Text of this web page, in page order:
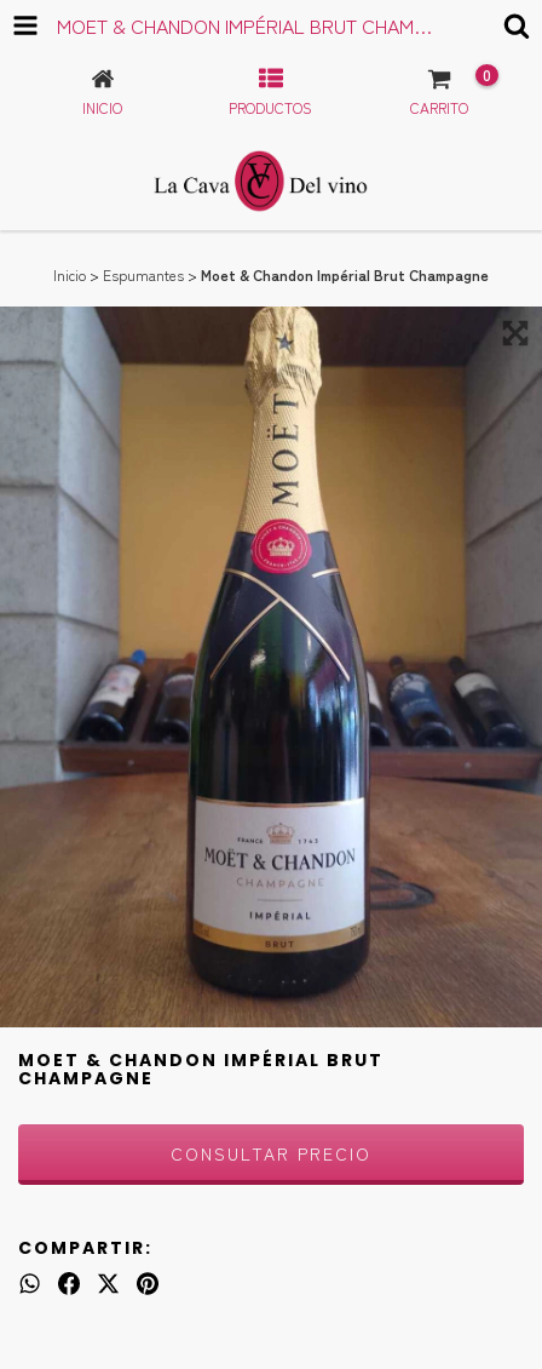
MOET & CHANDON IMPÉRIAL BRUT CHAMPAGNE
INICIO PRODUCTOS CARRITO
0
Inicio > Espumantes > Moet & Chandon Impérial Brut Champagne
MOET & CHANDON IMPÉRIAL BRUT
CHAMPAGNE
COMPARTIR: